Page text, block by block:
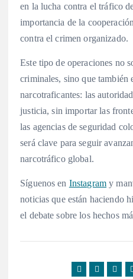
en la lucha contra el tráfico
importancia de la
contra el crimen organizado.
Este tipo de operaciones no
criminales, sino que también
narcotraficantes: las
justicia, sin importar las
las agencias de seguridad
será clave para seguir
narcotráfico global.
Síguenos en Instagram y
noticias que están haciendo
el debate sobre los hechos